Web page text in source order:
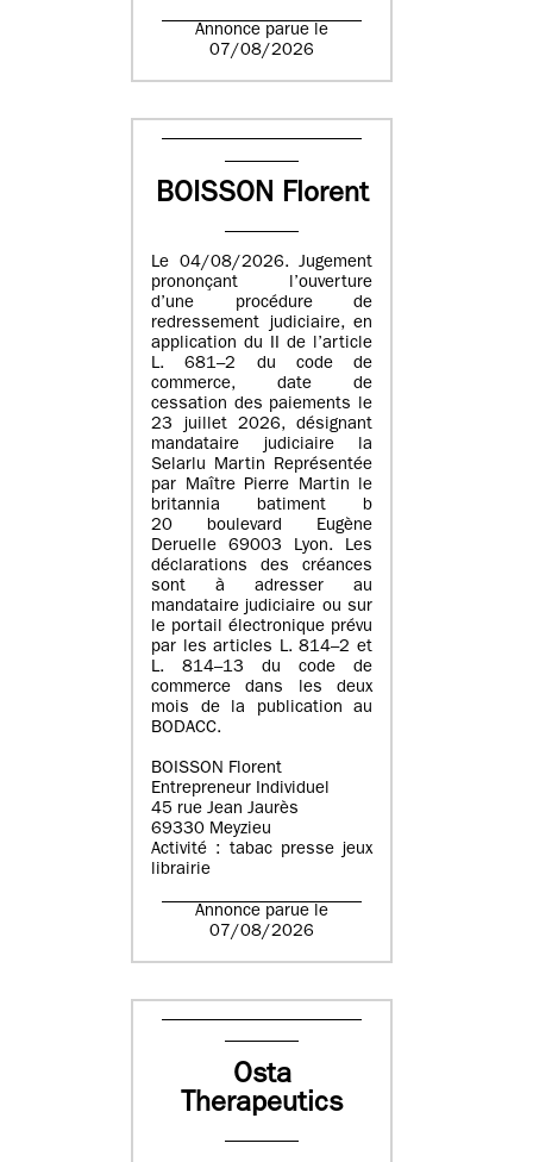
Annonce parue le
07/08/2026
BOISSON Florent
Le 04/08/2026. Jugement
prononçant l’ouverture
d’une procédure de
redressement judiciaire, en
application du II de l’article
L. 681–2 du code de
commerce, date de
cessation des paiements le
23 juillet 2026, désignant
mandataire judiciaire la
Selarlu Martin Représentée
par Maître Pierre Martin le
britannia batiment b
20 boulevard Eugène
Deruelle 69003 Lyon. Les
déclarations des créances
sont à adresser au
mandataire judiciaire ou sur
le portail électronique prévu
par les articles L. 814–2 et
L. 814–13 du code de
commerce dans les deux
mois de la publication au
BODACC.
BOISSON Florent
Entrepreneur Individuel
45 rue Jean Jaurès
69330 Meyzieu
Activité : tabac presse jeux
librairie
Annonce parue le
07/08/2026
Osta
Therapeutics